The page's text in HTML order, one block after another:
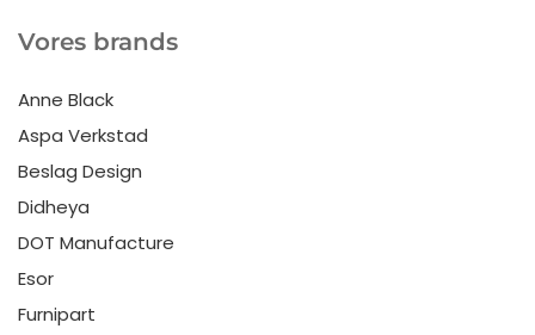
Vores brands
Anne Black
Aspa Verkstad
Beslag Design
Didheya
DOT Manufacture
Esor
Furnipart